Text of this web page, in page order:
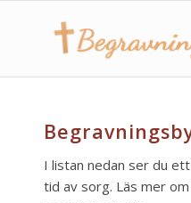
I listan nedan ser du
tid av sorg. Läs mer